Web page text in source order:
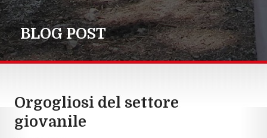
BLOG POST
Orgogliosi del settore
giovanile